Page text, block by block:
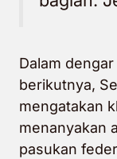
Dalam
berikutnya,
mengatakan
menanyakan
pasukan